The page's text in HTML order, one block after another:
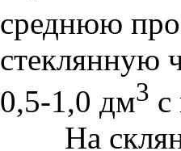
среднюю
стеклянную
0,5-1,0 дм3 с
На